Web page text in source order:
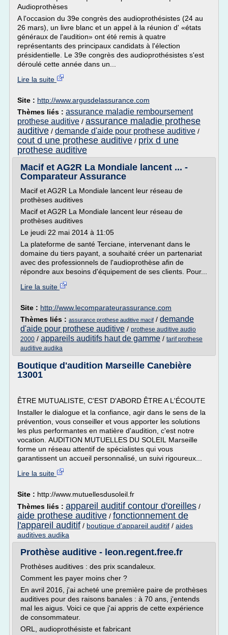
Audioprothèses
A l'occasion du 39e congrès des audioprothésistes (24 au
26 mars), un livre blanc et un appel à la réunion d' «états
généraux de l'audition» ont été remis à quatre
représentants des principaux candidats à l'élection
présidentielle. Le 39e congrès des audioprothésistes s'est
déroulé cette année dans un...
Lire la suite
Site : http://www.argusdelassurance.com
Thèmes liés : assurance maladie remboursement
prothese auditive / assurance maladie prothese
auditive / demande d'aide pour prothese auditive /
cout d une prothese auditive / prix d une
prothese auditive
Macif et AG2R La Mondiale lancent ... -
Comparateur Assurance
Macif et AG2R La Mondiale lancent leur réseau de
prothèses auditives
Macif et AG2R La Mondiale lancent leur réseau de
prothèses auditives
Le jeudi 22 mai 2014 à 11:05
La plateforme de santé Terciane, intervenant dans le
domaine du tiers payant, a souhaité créer un partenariat
avec des professionnels de l'audioprothèse afin de
répondre aux besoins d'équipement de ses clients. Pour...
Lire la suite
Site : http://www.lecomparateurassurance.com
Thèmes liés : assurance prothese auditive macif / demande
d'aide pour prothese auditive / prothese auditive audio
2000 / appareils auditifs haut de gamme / tarif prothese
auditive audika
Boutique d'audition Marseille Canebière
13001
ÊTRE MUTUALISTE, C'EST D'ABORD ÊTRE A L'ÉCOUTE
Installer le dialogue et la confiance, agir dans le sens de la
prévention, vous conseiller et vous apporter les solutions
les plus performantes en matière d'audition, c'est notre
vocation. AUDITION MUTUELLES DU SOLEIL Marseille
forme un réseau attentif de spécialistes qui vous
garantissent un accueil personnalisé, un suivi rigoureux...
Lire la suite
Site : http://www.mutuellesdusoleil.fr
Thèmes liés : appareil auditif contour d'oreilles /
aide prothese auditive / fonctionnement de
l'appareil auditif / boutique d'appareil auditif / aides
auditives audika
Prothèse auditive - leon.regent.free.fr
Prothèses auditives : des prix scandaleux.
Comment les payer moins cher ?
En avril 2016, j'ai acheté une première paire de prothèses
auditives pour des raisons banales : à 70 ans, j'entends
mal les aigus. Voici ce que j'ai appris de cette expérience
de consommateur.
ORL, audioprothésiste et fabricant